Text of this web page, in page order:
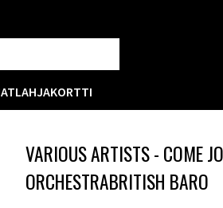
LAHJAKORTTI
VARIOUS ARTISTS - COME
ORCHESTRABRITISH BARO